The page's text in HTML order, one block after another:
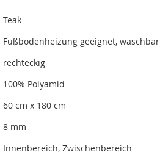
Teak
Fußbodenheizung geeignet, waschbar
rechteckig
100% Polyamid
60 cm x 180 cm
8 mm
Innenbereich, Zwischenbereich